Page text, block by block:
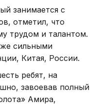
занимается с
отметил, что
трудом и талантом.
сильными
Китая, России.
ребят, на
завоевав полный
Амира,